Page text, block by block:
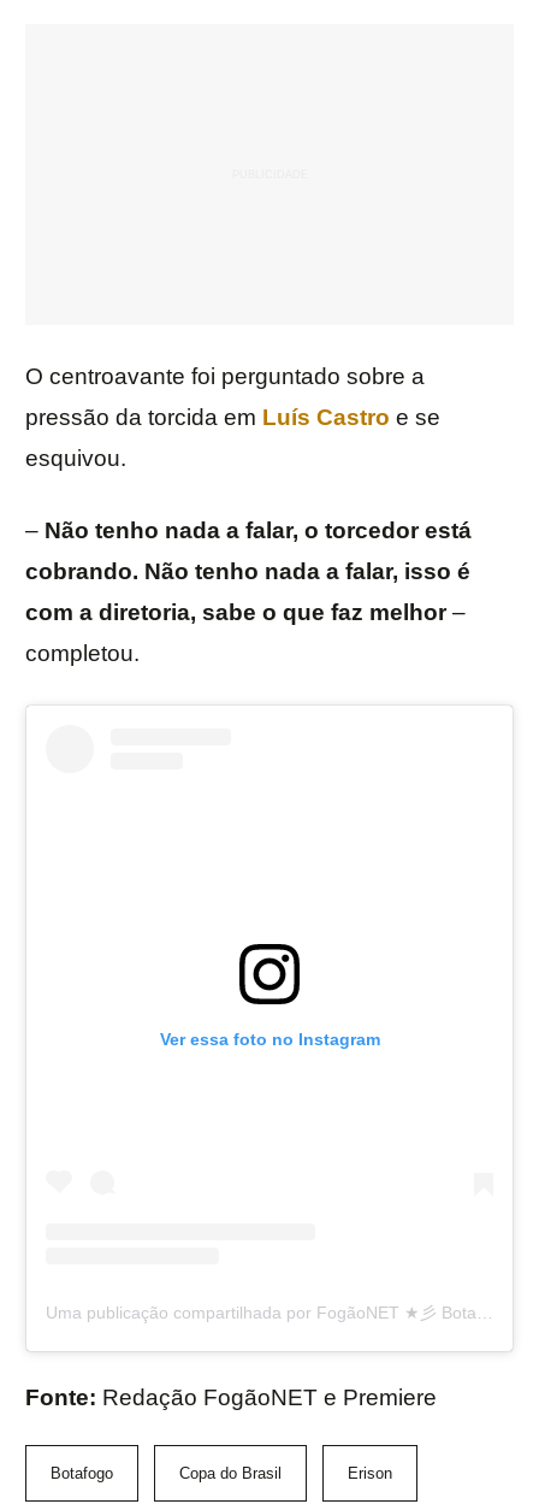
O centroavante foi perguntado sobre a
pressão da torcida em Luís Castro e se
esquivou.
– Não tenho nada a falar, o torcedor está
cobrando. Não tenho nada a falar, isso é
com a diretoria, sabe o que faz melhor–
completou.
Ver essa foto no Instagram
Uma publicação compartilhada por FogãoNET ★彡 Botafogo FR 👨🏽‍💻🔥 (@fogaonet)
Fonte: Redação FogãoNET e Premiere
Botafogo Copa do Brasil Erison